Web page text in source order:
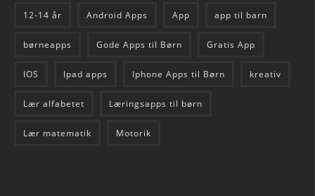
12-14 år Android Apps App app til barn
børneapps Gode Apps til Børn Gratis App
IOS Ipad apps Iphone Apps til Børn kreativ
Lær alfabetet Læringsapps til børn
Lær matematik Motorik